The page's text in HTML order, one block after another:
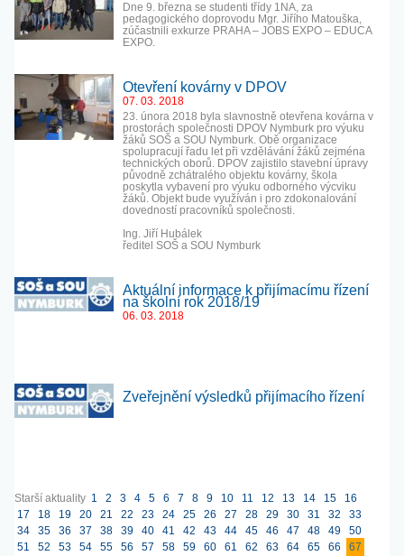
Dne 9. března se studenti třídy 1NA, za
pedagogického doprovodu Mgr. Jiřího Matouška,
zúčastnili exkurze PRAHA – JOBS EXPO – EDUCA
EXPO.
Otevření kovárny v DPOV
07. 03. 2018
23. února 2018 byla slavnostně otevřena kovárna v
prostorách společnosti DPOV Nymburk pro výuku
žáků SOŠ a SOU Nymburk. Obě organizace
spolupracují řadu let při vzdělávání žáků zejména
technických oborů. DPOV zajistilo stavební úpravy
původně zchátralého objektu kovárny, škola
poskytla vybavení pro výuku odborného výcviku
žáků. Objekt bude využíván i pro zdokonalování
dovedností pracovníků společnosti.
Ing. Jiří Hubálek
ředitel SOŠ a SOU Nymburk
Aktuální informace k přijímacímu řízení
na školní rok 2018/19
06. 03. 2018
Zveřejnění výsledků přijímacího řízení
Starší aktuality 1 2 3 4 5 6 7 8 9 10 11 12 13 14 15
16
17
18 19 20 21 22 23 24 25 26 27 28 29 30 31 32
33
34
35 36 37 38 39 40 41 42 43 44 45 46 47 48 49
50
51
52 53 54 55 56 57 58 59 60 61 62 63 64 65 66
67